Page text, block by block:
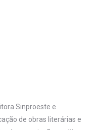
Sinproeste e
de obras literárias e